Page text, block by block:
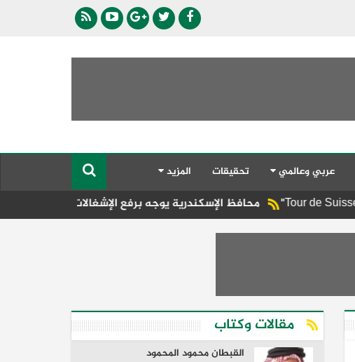
عربي وعالمي تحقيقات المزيد
محافظ الإسكندرية يوجه برفع الإشغالات المخالفة بكورنيش
مقالات وكتاب
القبطان محمود المحمود